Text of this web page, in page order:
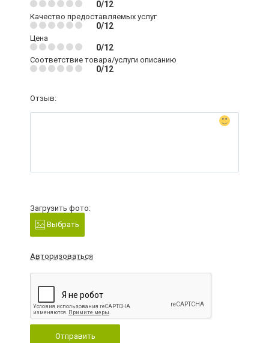
0/12
Качество предоставляемых услуг
0/12
Цена
0/12
Соответствие товара/услуги описанию
0/12
Отзыв:
Загрузить фото:
Выбрать
Авторизоваться
Отправить